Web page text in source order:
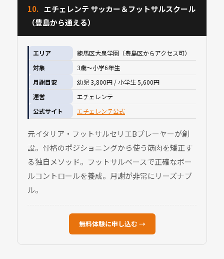
10. エチェレンテ サッカー＆フットサルスクール
（豊島から通える）
エリア
練馬区大泉学園（豊島区からアクセス可）
対象
3歳〜小学6年生
月謝目安
幼児 3,800円 / 小学生 5,600円
運営
エチェレンテ
公式サイト
エチェレンテ公式
元イタリア・フットサルセリエBプレーヤーが創
設。骨格のポジショニングから使う筋肉を矯正す
る独自メソッド。フットサルベースで正確なボー
ルコントロールを養成。月謝が非常にリーズナブ
ル。
無料体験に申し込む →